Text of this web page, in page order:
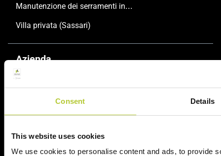
Consent Details
This website uses cookies
We use cookies to personalise content and ads, to provide
Manutenzione dei serramenti in alluminio
Villa privata (Sassari)
Azienda
DOMAL
SPAZIO DOMAL | MILANO